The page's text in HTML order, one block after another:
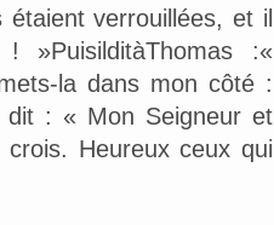
verrouillées, et il
»PuisilditàThomas :«
la dans mon côté :
dit : « Mon Seigneur et
Heureux ceux qui